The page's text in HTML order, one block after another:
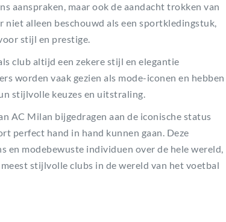
aanspraken, maar ook de aandacht trokken van
alleen beschouwd als een sportkledingstuk,
stijl en prestige.
club altijd een zekere stijl en elegantie
worden vaak gezien als mode-iconen en hebben
stijlvolle keuzes en uitstraling.
AC Milan bijgedragen aan de iconische status
perfect hand in hand kunnen gaan. Deze
en modebewuste individuen over de hele wereld,
stijlvolle clubs in de wereld van het voetbal